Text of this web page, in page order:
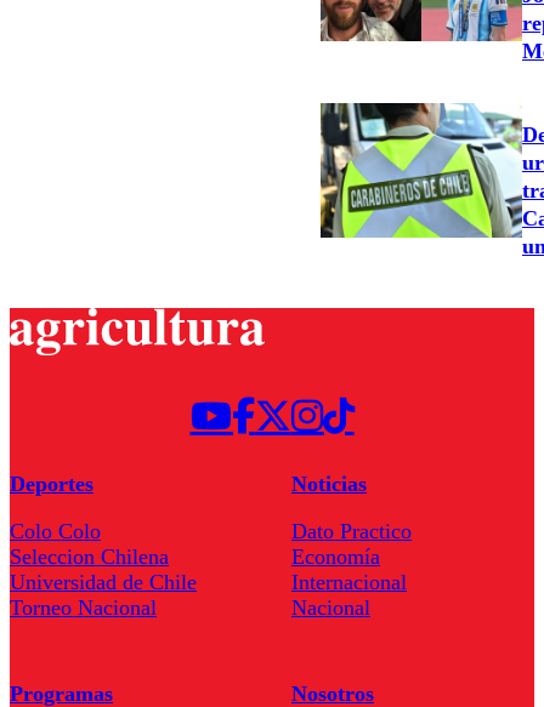
Deportes
Colo Colo
Seleccion Chilena
Universidad de Chile
Torneo Nacional
Noticias
Dato Practico
Economía
Internacional
Nacional
Programas
Nosotros